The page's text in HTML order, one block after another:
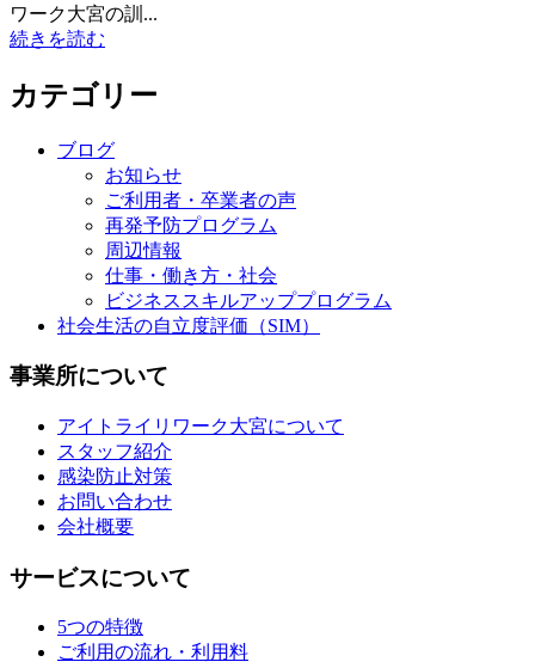
ワーク大宮の訓...
続きを読む
カテゴリー
ブログ
お知らせ
ご利用者・卒業者の声
再発予防プログラム
周辺情報
仕事・働き方・社会
ビジネススキルアッププログラム
社会生活の自立度評価（SIM）
事業所について
アイトライリワーク大宮について
スタッフ紹介
感染防止対策
お問い合わせ
会社概要
サービスについて
5つの特徴
ご利用の流れ・利用料